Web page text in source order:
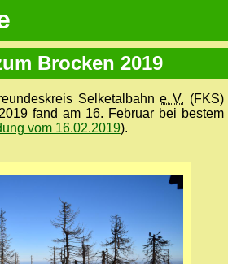
Brocken 2019
Selketalbahne. V. (FKS)
fand am 16. Februar bei bestem
vom 16.02.2019).